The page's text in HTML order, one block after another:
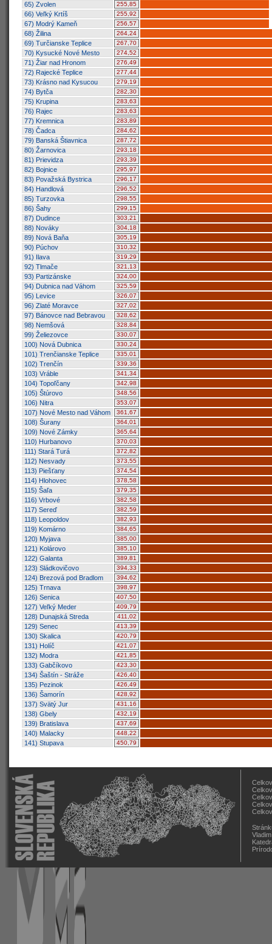
65) Zvolen 255,85
66) Veľký Krtíš 255,92
67) Modrý Kameň 256,57
68) Žilina 264,24
69) Turčianske Teplice 267,70
70) Kysucké Nové Mesto 274,52
71) Žiar nad Hronom 276,49
72) Rajecké Teplice 277,44
73) Krásno nad Kysucou 279,19
74) Bytča 282,30
75) Krupina 283,63
76) Rajec 283,63
77) Kremnica 283,89
78) Čadca 284,62
79) Banská Štiavnica 287,72
80) Žarnovica 293,18
81) Prievidza 293,39
82) Bojnice 295,97
83) Považská Bystrica 296,17
84) Handlová 296,52
85) Turzovka 298,55
86) Šahy 299,15
87) Dudince 303,21
88) Nováky 304,18
89) Nová Baňa 305,19
90) Púchov 310,32
91) Ilava 319,29
92) Tlmače 321,13
93) Partizánske 324,00
94) Dubnica nad Váhom 325,59
95) Levice 326,07
96) Zlaté Moravce 327,02
97) Bánovce nad Bebravou 328,62
98) Nemšová 328,84
99) Želiezovce 330,07
100) Nová Dubnica 330,24
101) Trenčianske Teplice 335,01
102) Trenčín 339,36
103) Vráble 341,34
104) Topoľčany 342,98
105) Štúrovo 348,56
106) Nitra 353,07
107) Nové Mesto nad Váhom 361,67
108) Šurany 364,01
109) Nové Zámky 365,64
110) Hurbanovo 370,03
111) Stará Turá 372,82
112) Nesvady 373,55
113) Piešťany 374,54
114) Hlohovec 378,58
115) Šaľa 379,35
116) Vrbové 382,58
117) Sereď 382,59
118) Leopoldov 382,93
119) Komárno 384,65
120) Myjava 385,00
121) Kolárovo 385,10
122) Galanta 389,81
123) Sládkovičovo 394,33
124) Brezová pod Bradlom 394,62
125) Trnava 398,97
126) Senica 407,50
127) Veľký Meder 409,79
128) Dunajská Streda 411,02
129) Senec 413,39
130) Skalica 420,79
131) Holíč 421,07
132) Modra 421,85
133) Gabčíkovo 423,30
134) Šaštín - Stráže 426,40
135) Pezinok 426,49
136) Šamorín 428,92
137) Svätý Jur 431,16
138) Gbely 432,19
139) Bratislava 437,69
140) Malacky 448,22
141) Stupava 450,79